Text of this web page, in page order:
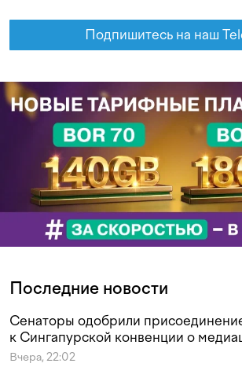
Подпишитесь на наш
Последние новости
Сенаторы одобрили
к Сингапурской конвенции о
Вчера, 22:02